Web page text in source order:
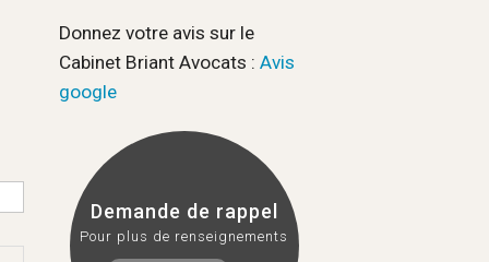
Donnez votre avis sur le
Cabinet Briant Avocats :Avis
google
Demande de rappel
Pour plus de renseignements